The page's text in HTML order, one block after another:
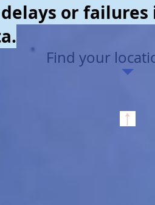
Find your
or